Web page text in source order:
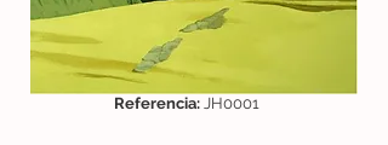
Referencia: JH0001